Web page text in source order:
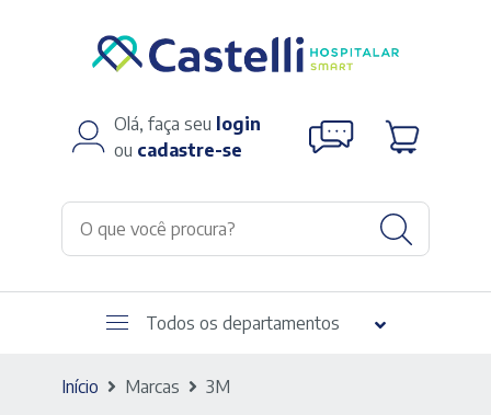
Olá, faça seu login
ou cadastre-se
Todos os departamentos
Início Marcas 3M